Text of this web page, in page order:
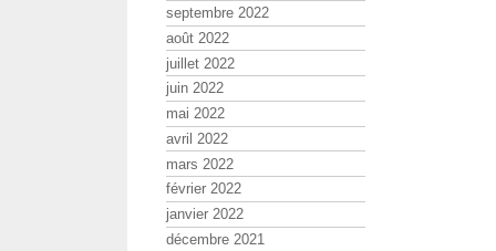
septembre 2022
août 2022
juillet 2022
juin 2022
mai 2022
avril 2022
mars 2022
février 2022
janvier 2022
décembre 2021